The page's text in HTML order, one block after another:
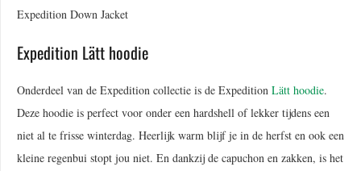
Expedition Down Jacket
Expedition Lätt hoodie
Onderdeel van de Expedition collectie is de Expedition Lätt hoodie.
Deze hoodie is perfect voor onder een hardshell of lekker tijdens een
niet al te frisse winterdag. Heerlijk warm blijf je in de herfst en ook een
kleine regenbui stopt jou niet. En dankzij de capuchon en zakken, is het